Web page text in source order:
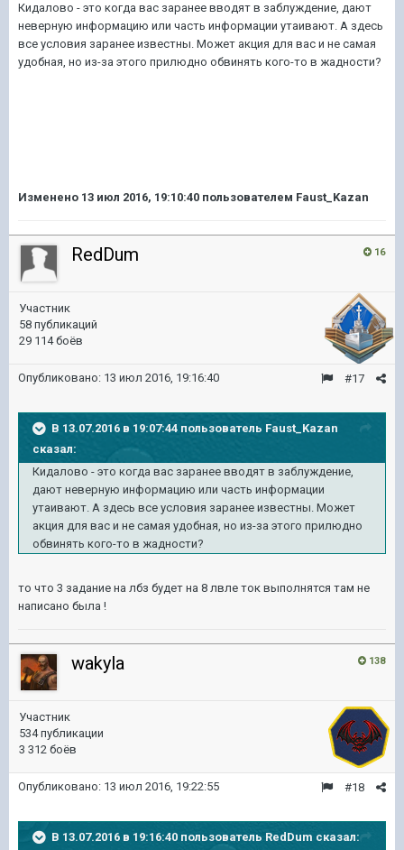
Кидалово - это когда вас заранее вводят в заблуждение, дают
неверную информацию или часть информации утаивают. А здесь
все условия заранее известны. Может акция для вас и не самая
удобная, но из-за этого прилюдно обвинять кого-то в жадности?
Изменено 13 июл 2016, 19:10:40 пользователем Faust_Kazan
16
RedDum
Участник
58 публикаций
29 114 боёв
#17
Опубликовано: 13 июл 2016, 19:16:40
В 13.07.2016 в 19:07:44 пользователь Faust_Kazan
сказал:
Кидалово - это когда вас заранее вводят в заблуждение,
дают неверную информацию или часть информации
утаивают. А здесь все условия заранее известны. Может
акция для вас и не самая удобная, но из-за этого прилюдно
обвинять кого-то в жадности?
то что 3 задание на лбз будет на 8 лвле ток выполнятся там не
написано была !
138
wakyla
Участник
534 публикации
3 312 боёв
#18
Опубликовано: 13 июл 2016, 19:22:55
В 13.07.2016 в 19:16:40 пользователь RedDum сказал: